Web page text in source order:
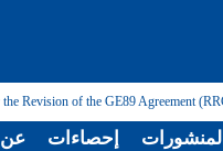
عن إحصاءات المنشورات